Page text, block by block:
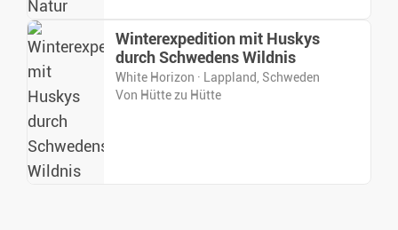
Winterexpedition mit Huskys
durch Schwedens Wildnis
White Horizon · Lappland, Schweden
Von Hütte zu Hütte